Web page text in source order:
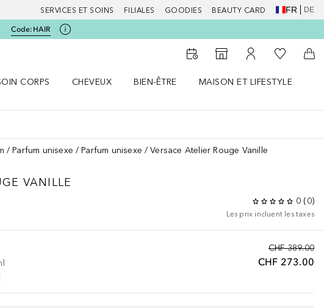
SERVICES ET SOINS FILIALES GOODIES BEAUTY CARD FR DE
Code: HAIR
Douglas
Vers le Storefinder
Vers Mon Compte
Vers Ma
CORPS
CHEVEUX
BIEN-ÊTRE
MAISON ET LIFESTYLE
Parfum unisexe Parfum unisexe Versace Atelier Rouge Vanille
VANILLE
0 (0)
Les prix incluent les taxes
CHF 389.00
CHF 273.00